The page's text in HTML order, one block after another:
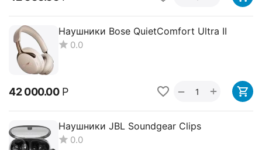
Наушники Bose QuietComfort Ultra II
0.0
42 000.00 Р +
−
Наушники JBL Soundgear Clips
0.0